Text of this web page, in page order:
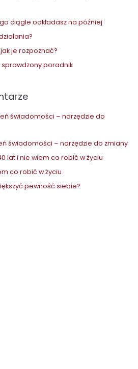
ciągle odkładasz na później
je rozpoznać?
sprawdzony poradnik
świadomości – narzędzie do
świadomości – narzędzie do zmiany
lat i nie wiem co robić w życiu
co robić w życiu
pewność siebie?